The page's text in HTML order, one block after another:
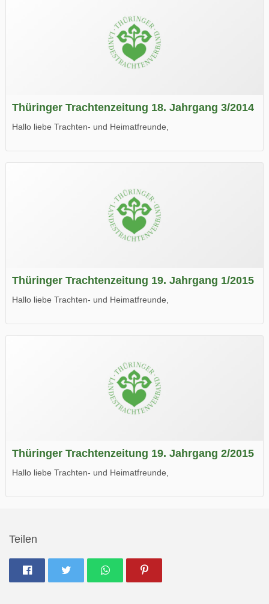
Thüringer Trachtenzeitung 18. Jahrgang 3/2014
Hallo liebe Trachten- und Heimatfreunde,
Wir wünschen Euch viel Spaß beim Lesen.
Thüringer Trachtenzeitung 19. Jahrgang 1/2015
Hallo liebe Trachten- und Heimatfreunde,
Wir wünschen Euch viel Spaß beim Lesen.
Thüringer Trachtenzeitung 19. Jahrgang 2/2015
Hallo liebe Trachten- und Heimatfreunde,
Teilen